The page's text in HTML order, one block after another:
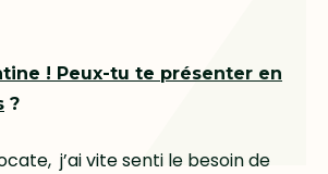
! Peux-tu te présenter en
?
j’ai vite senti le besoin de